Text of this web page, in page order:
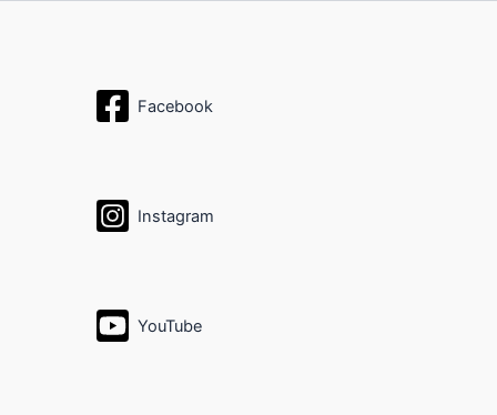
Facebook
Instagram
YouTube